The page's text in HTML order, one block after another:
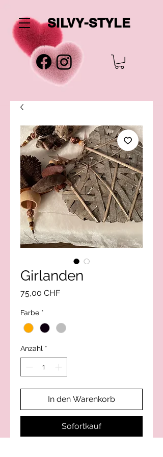
SILVY-STYLE
Girlanden
75,00 CHFPreis
Farbe *
Anzahl *
In den Warenkorb
Sofortkauf